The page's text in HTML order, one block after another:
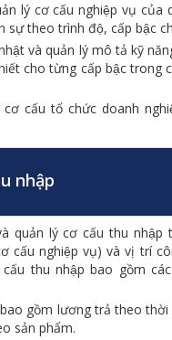
lý cơ cấu nghiệp vụ của
sự theo trình độ, cấp bậc
và quản lý mô tả kỹ
cho từng cấp bậc trong
cấu tổ chức doanh
nhập
quản lý cơ cấu thu nhập
cấu nghiệp vụ) và vị trí
thu nhập bao gồm
gồm lương trả theo thời
sản phẩm.